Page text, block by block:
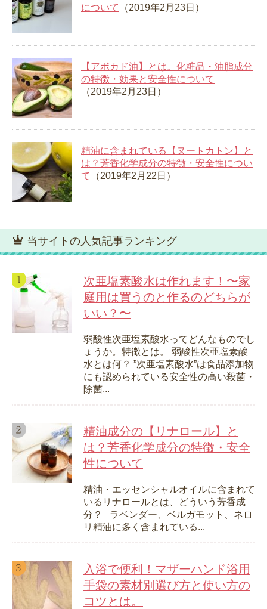
について
（2019年2月23日）
【アボカド油】とは。化粧品・油脂成分
の特徴・効果と安全性について
（2019年2月23日）
精油に含まれている【ヌートカトン】と
は？芳香化学成分の特徴・安全性につい
て
（2019年2月22日）
当サイトの人気記事ランキング
次亜塩素酸水は作れます！〜家
庭用は買うのと作るのどちらが
いい？〜
弱酸性次亜塩素酸水ってどんなものでし
ょうか。特徴とは。 弱酸性次亜塩素酸
水とは何？ ”次亜塩素酸水”は食品添加物
にも認められている安全性の高い殺菌・
除菌...
精油成分の【リナロール】と
は？芳香化学成分の特徴・安全
性について
精油・エッセンシャルオイルに含まれて
いるリナロールとは、どういう芳香成
分？ ラベンダー、ベルガモット、ネロ
リ精油に多く含まれている...
入浴で便利！マザーハンド浴用
手袋の素材別選び方と使い方の
コツとは。